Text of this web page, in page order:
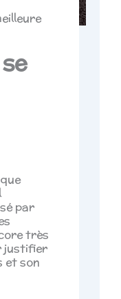
par
très
justifier
et son